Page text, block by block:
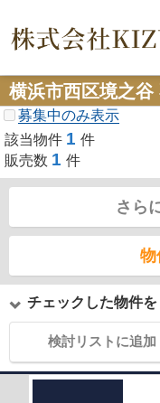
横浜市西区境之谷
募集中のみ表示
該当物件 1 件
販売数 1 件
さら
物
チェックした物件
検討リストに追加